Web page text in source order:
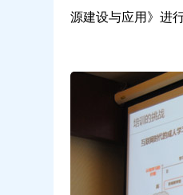
源建设与应用》进